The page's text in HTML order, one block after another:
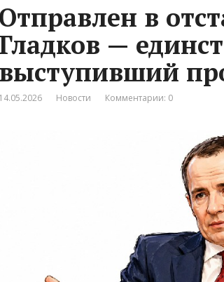
Отправлен в
Гладков —
выступивший
14.05.2026 Новости Комментарии: 0